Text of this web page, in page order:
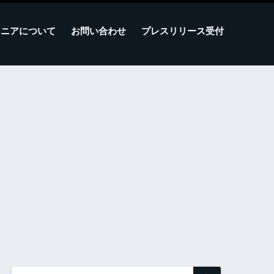
アについて お問い合わせ プレスリリース受付